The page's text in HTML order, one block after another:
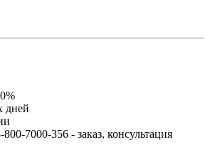
дней
7000-356 - заказ, консультация